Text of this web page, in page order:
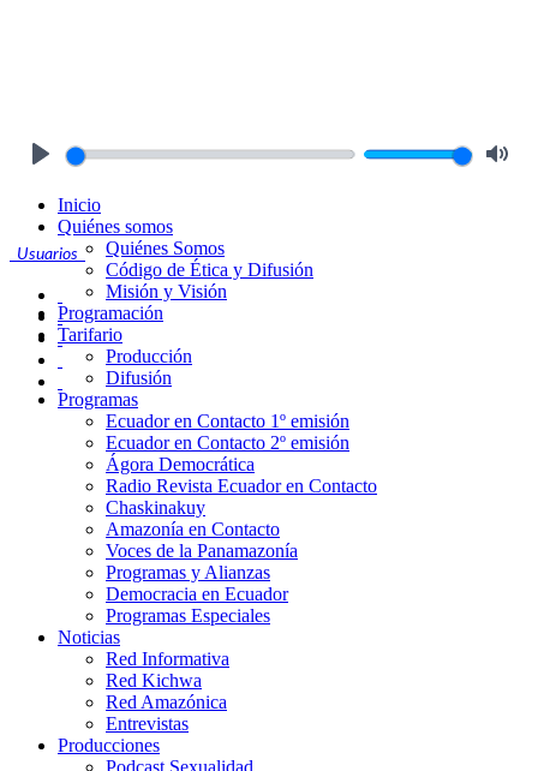
Usuarios
Inicio
Quiénes somos
Quiénes Somos
Código de Ética y Difusión
Misión y Visión
Programación
Tarifario
Producción
Difusión
Programas
Ecuador en Contacto 1º emisión
Ecuador en Contacto 2º emisión
Ágora Democrática
Radio Revista Ecuador en Contacto
Chaskinakuy
Amazonía en Contacto
Voces de la Panamazonía
Programas y Alianzas
Democracia en Ecuador
Programas Especiales
Noticias
Red Informativa
Red Kichwa
Red Amazónica
Entrevistas
Producciones
Podcast Sexualidad